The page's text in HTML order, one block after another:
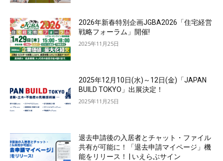
2026年新春特別企画JGBA2026「住宅経営
戦略フォーラム」開催!
2025年11月25日
2025年12月10日(水)～12日(金)「JAPAN
BUILD TOKYO」出展決定！
2025年11月25日
退去申請後の入居者とチャット・ファイル
共有が可能に！「退去申請マイページ」機
能をリリース！ | いえらぶサイン